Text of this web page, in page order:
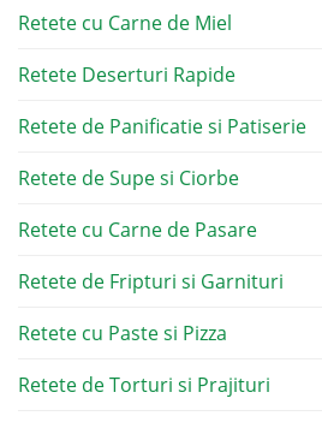
Retete cu Carne de Miel
Retete Deserturi Rapide
Retete de Panificatie si Patiserie
Retete de Supe si Ciorbe
Retete cu Carne de Pasare
Retete de Fripturi si Garnituri
Retete cu Paste si Pizza
Retete de Torturi si Prajituri